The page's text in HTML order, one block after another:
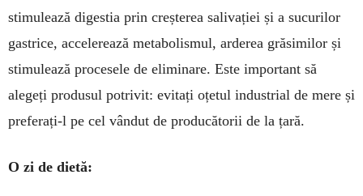
stimulează digestia prin creșterea sa­livației și a sucurilor
gastrice, accelerează metabo­lis­mul, arderea grăsimilor și
stimulează procesele de eliminare. Este important să
alegeți produsul potrivit: evitați oțetul industrial de mere și
preferați-l pe cel vândut de producătorii de la țară.
O zi de dietă: